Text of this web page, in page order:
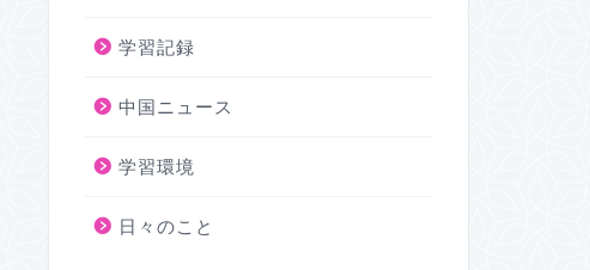
学習記録
中国ニュース
学習環境
日々のこと